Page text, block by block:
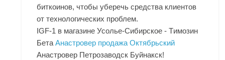
биткоинов, чтобы уберечь средства клиентов
от технологических проблем.
IGF-1 в магазине Усолье-Сибирское - Tимозин
БетаАнастровер продажа Октябрьский
Анастровер Петрозаводск Буйнакск!